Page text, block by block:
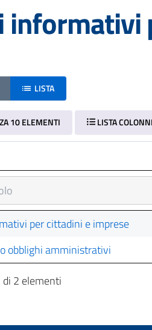
informativi
LISTA
10 ELEMENTI LISTA
per cittadini e imprese
obblighi amministrativi
2 elementi